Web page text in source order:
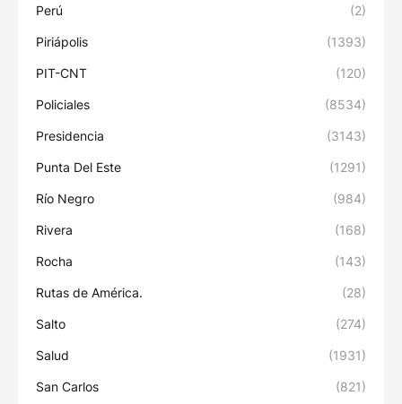
Perú (2)
Piriápolis (1393)
PIT-CNT (120)
Policiales (8534)
Presidencia (3143)
Punta Del Este (1291)
Río Negro (984)
Rivera (168)
Rocha (143)
Rutas de América. (28)
Salto (274)
Salud (1931)
San Carlos (821)